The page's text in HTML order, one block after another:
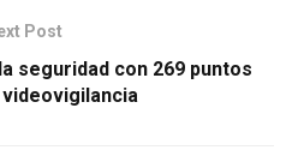
Post
seguridad con 269 puntos